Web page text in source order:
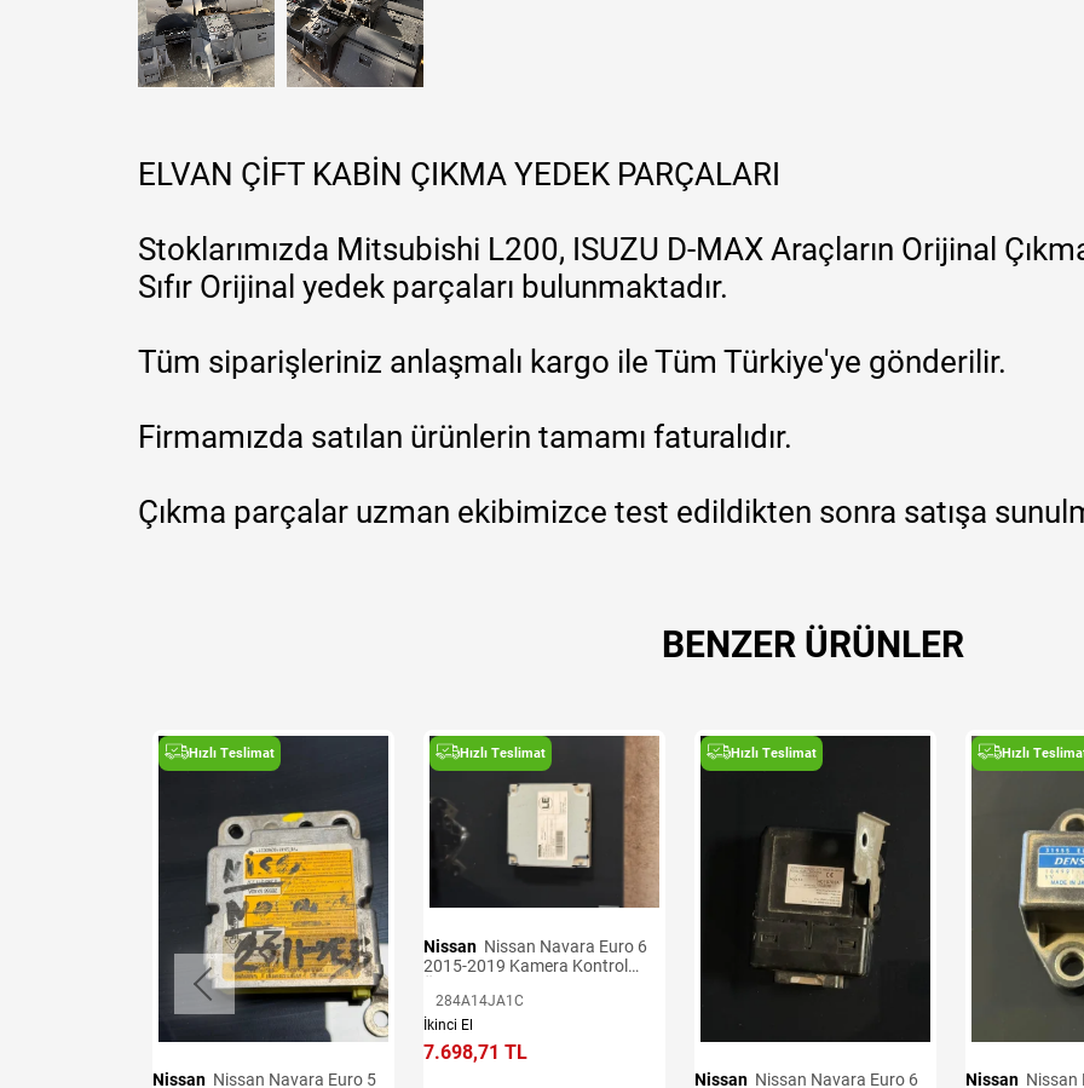
ELVAN ÇİFT KABİN ÇIKMA YEDEK PARÇALARI
Stoklarımızda Mitsubishi L200, ISUZU D-MAX Araçların Orijinal
Sıfır Orijinal yedek parçaları bulunmaktadır.
Tüm siparişleriniz anlaşmalı kargo ile Tüm Türkiye'ye gönderilir.
Firmamızda satılan ürünlerin tamamı faturalıdır.
Çıkma parçalar uzman ekibimizce test edildikten sonra satışa
BENZER ÜRÜNLER
Hızlı Teslimat
Nissan
Hızlı Teslimat
Nissan
2015-2019 Kamera Kontrol
284A14JA1C
İkinci El
7.698,71 TL
Hızlı Teslimat
Nissan
Hızlı
Nissan